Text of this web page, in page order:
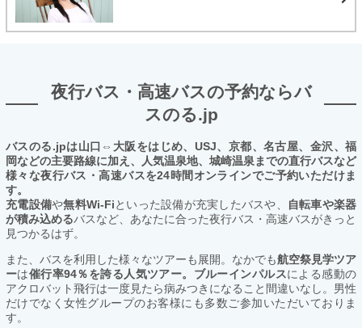
夜行バス・高速バスの予約ならバ
スのる.jp
バスのる.jpは山口⇔大阪をはじめ、USJ、京都、名古屋、金沢、福
岡などの主要路線に加え、人気温泉地、城崎温泉までの直行バスなど
様々な夜行バス・高速バスを24時間オンラインでご予約いただけま
す。
充電設備や無料Wi-Fiといった設備が充実したバスや、
自転車や楽器
が積み込めるバスなど、あなたに合った夜行バス・高速バスがきっと
見つかるはず。
また、バスを利用した様々なツアーも展開。なかでも航空祭見学ツア
ーは催行率94％を誇る人気ツアー。ブルーインパルスによる感動の
アクロバット飛行は一度見たら病みつきになること間違いなし。男性
だけでなく女性グループのお客様にも多数ご参加いただいておりま
す。